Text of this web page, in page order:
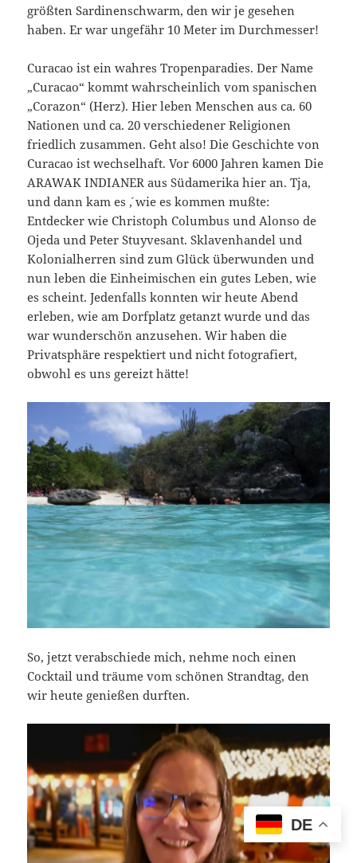
größten Sardinenschwarm, den wir je gesehen
haben. Er war ungefähr 10 Meter im Durchmesser!
Curacao ist ein wahres Tropenparadies. Der Name
„Curacao“ kommt wahrscheinlich vom spanischen
„Corazon“ (Herz). Hier leben Menschen aus ca. 60
Nationen und ca. 20 verschiedener Religionen
friedlich zusammen. Geht also! Die Geschichte von
Curacao ist wechselhaft. Vor 6000 Jahren kamen Die
ARAWAK INDIANER aus Südamerika hier an. Tja,
und dann kam es ´, wie es kommen mußte:
Entdecker wie Christoph Columbus und Alonso de
Ojeda und Peter Stuyvesant. Sklavenhandel und
Kolonialherren sind zum Glück überwunden und
nun leben die Einheimischen ein gutes Leben, wie
es scheint. Jedenfalls konnten wir heute Abend
erleben, wie am Dorfplatz getanzt wurde und das
war wunderschön anzusehen. Wir haben die
Privatsphäre respektiert und nicht fotografiert,
obwohl es uns gereizt hätte!
So, jetzt verabschiede mich, nehme noch einen
Cocktail und träume vom schönen Strandtag, den
wir heute genießen durften.
DE